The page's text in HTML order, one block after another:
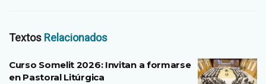
Textos Relacionados
Curso Somelit 2026: Invitan a formarse
en Pastoral Litúrgica